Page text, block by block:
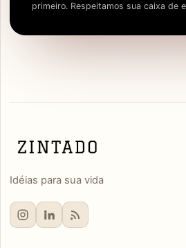
primeiro. Respeitamos sua caixa de
Idéias para sua vida